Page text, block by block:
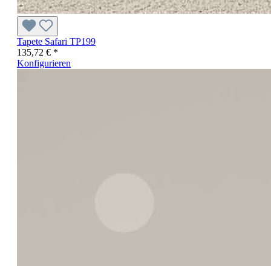
Tapete Safari TP199
135,72 € *
Konfigurieren